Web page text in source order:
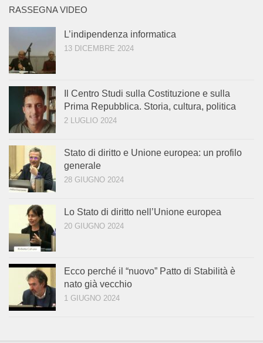
RASSEGNA VIDEO
L’indipendenza informatica
13 DICEMBRE 2024
Il Centro Studi sulla Costituzione e sulla
Prima Repubblica. Storia, cultura, politica
2 LUGLIO 2024
Stato di diritto e Unione europea: un profilo
generale
28 GIUGNO 2024
Lo Stato di diritto nell’Unione europea
20 GIUGNO 2024
Ecco perché il “nuovo” Patto di Stabilità è
nato già vecchio
1 GIUGNO 2024